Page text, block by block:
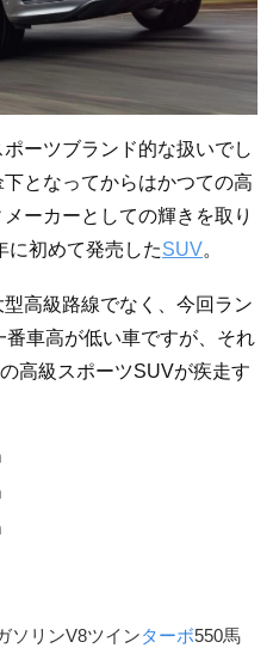
ーツブランド的な扱いでし
となってからはかつての高
ーカーとしての輝きを取り
に初めて発売したSUV。
高級路線でなく、今回ラン
車高が低い車ですが、それ
高級スポーツSUVが疾走す
ソリンV8ツインターボ550馬